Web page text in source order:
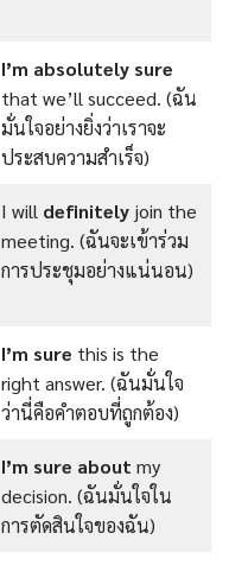
I’m absolutely sure
that we’ll succeed. (ฉัน
มั่นใจอย่างยิ่งว่าเราจะ
ประสบความสำเร็จ)
I will definitely join the
meeting. (ฉันจะเข้าร่วม
การประชุมอย่างแน่นอน)
I’m sure this is the
right answer. (ฉันมั่นใจ
ว่านี่คือคำตอบที่ถูกต้อง)
I’m sure about my
decision. (ฉันมั่นใจใน
การตัดสินใจของฉัน)